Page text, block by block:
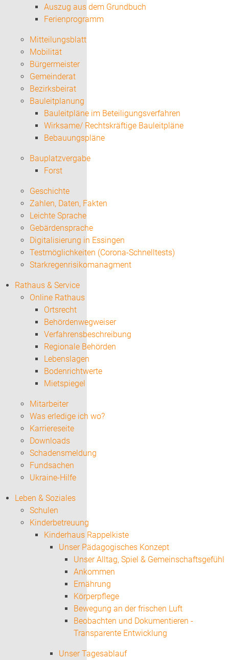
Auszug aus dem Grundbuch
Ferienprogramm
Mitteilungsblatt
Mobilität
Bürgermeister
Gemeinderat
Bezirksbeirat
Bauleitplanung
Bauleitpläne im Beteiligungsverfahren
Wirksame/ Rechtskräftige Bauleitpläne
Bebauungspläne
Bauplatzvergabe
Forst
Geschichte
Zahlen, Daten, Fakten
Leichte Sprache
Gebärdensprache
Digitalisierung in Essingen
Testmöglichkeiten (Corona-Schnelltests)
Starkregenrisikomanagment
Rathaus & Service
Online Rathaus
Ortsrecht
Behördenwegweiser
Verfahrensbeschreibung
Regionale Behörden
Lebenslagen
Bodenrichtwerte
Mietspiegel
Mitarbeiter
Was erledige ich wo?
Karriereseite
Downloads
Schadensmeldung
Fundsachen
Ukraine-Hilfe
Leben & Soziales
Schulen
Kinderbetreuung
Kinderhaus Rappelkiste
Unser Pädagogisches Konzept
Unser Alltag, Spiel & Gemeinschaftsgefühl
Ankommen
Ernährung
Körperpflege
Bewegung an der frischen Luft
Beobachten und Dokumentieren -
Transparente Entwicklung
Unser Tagesablauf